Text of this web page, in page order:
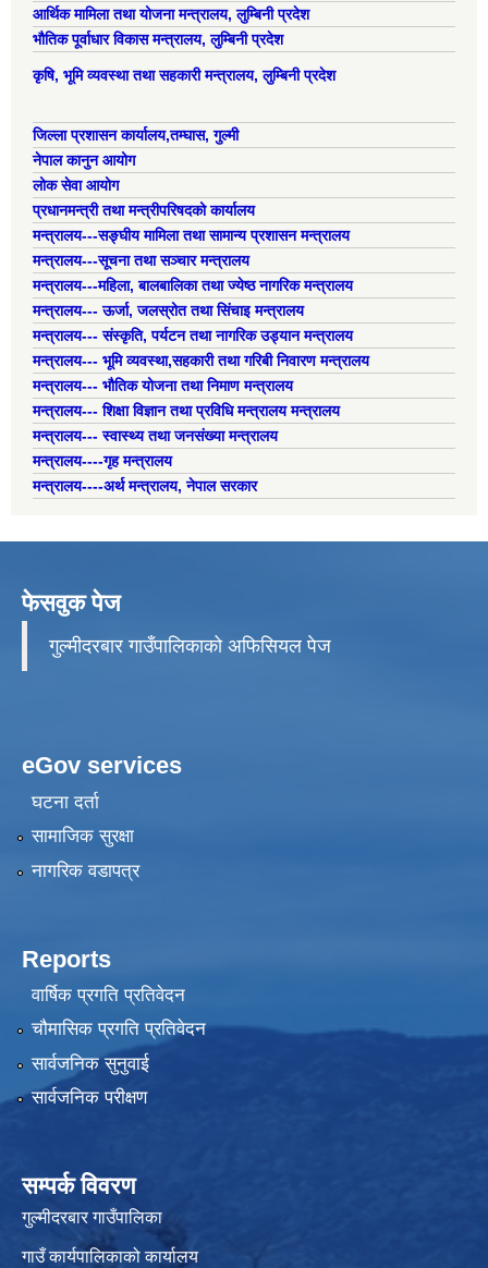
आर्थिक मामिला तथा योजना मन्त्रालय, लुम्बिनी प्रदेश
भौतिक पूर्वाधार विकास मन्त्रालय, लुम्बिनी प्रदेश
कृषि, भूमि व्यवस्था तथा सहकारी मन्त्रालय, लुम्बिनी प्रदेश
जिल्ला प्रशासन कार्यालय,तम्घास, गुल्मी
नेपाल कानुन आयोग
लोक सेवा आयोग
प्रधानमन्त्री तथा मन्त्रीपरिषदको कार्यालय
मन्त्रालय---सङ्घीय मामिला तथा सामान्य प्रशासन मन्त्रालय
मन्त्रालय---सूचना तथा सञ्चार मन्त्रालय
मन्त्रालय---महिला, बालबालिका तथा ज्येष्ठ नागरिक मन्त्रालय
मन्त्रालय--- ऊर्जा, जलस्रोत तथा सिंचाइ मन्त्रालय
मन्त्रालय--- संस्कृति, पर्यटन तथा नागरिक उड्यान मन्त्रालय
मन्त्रालय--- भूमि व्यवस्था,सहकारी तथा गरिबी निवारण मन्त्रालय
मन्त्रालय--- भौतिक योजना तथा निमाण मन्त्रालय
मन्त्रालय--- शिक्षा विज्ञान तथा प्रविधि मन्त्रालय मन्त्रालय
मन्त्रालय--- स्वास्थ्य तथा जनसंख्या मन्त्रालय
मन्त्रालय----गृह मन्त्रालय
मन्त्रालय----अर्थ मन्त्रालय, नेपाल सरकार
फेसवुक पेज
गुल्मीदरबार गाउँपालिकाको अफिसियल पेज
eGov services
घटना दर्ता
सामाजिक सुरक्षा
नागरिक वडापत्र
Reports
वार्षिक प्रगति प्रतिवेदन
चौमासिक प्रगति प्रतिवेदन
सार्वजनिक सुनुवाई
सार्वजनिक परीक्षण
सम्पर्क विवरण
गुल्मीदरबार गाउँपालिका
गाउँ कार्यपालिकाको कार्यालय